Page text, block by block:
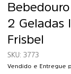
2 Geladas
Frisbel
3773
Vendido e Entregue